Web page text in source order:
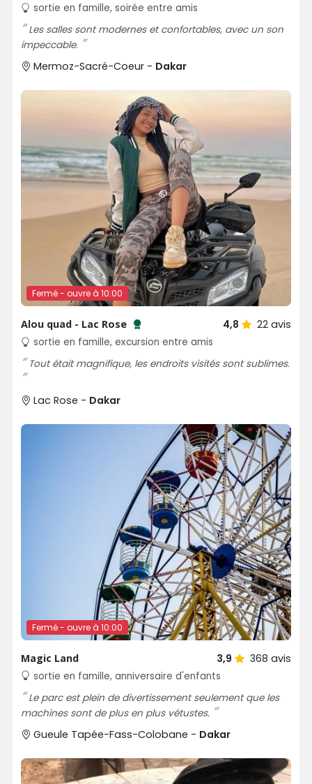
sortie en famille, soirée entre amis
Les salles sont modernes et confortables, avec un son
impeccable.
Mermoz-Sacré-Coeur - Dakar
Fermé - ouvre à 10:00
Alou quad - Lac Rose
Testé et approuvé par SénéGuide
4,8 22 avis
sortie en famille, excursion entre amis
Tout était magnifique, les endroits visités sont sublimes.
Lac Rose - Dakar
Fermé - ouvre à 10:00
Magic Land 3,9 368 avis
sortie en famille, anniversaire d'enfants
Le parc est plein de divertissement seulement que les
machines sont de plus en plus vétustes.
Gueule Tapée-Fass-Colobane - Dakar